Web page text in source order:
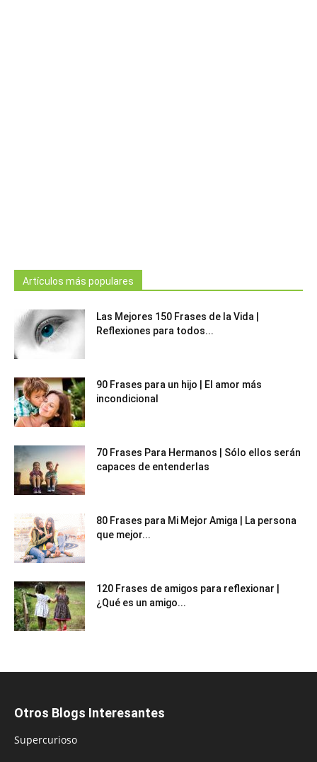
Artículos más populares
Las Mejores 150 Frases de la Vida |
Reflexiones para todos...
90 Frases para un hijo | El amor más
incondicional
70 Frases Para Hermanos | Sólo ellos serán
capaces de entenderlas
80 Frases para Mi Mejor Amiga | La persona
que mejor...
120 Frases de amigos para reflexionar |
¿Qué es un amigo...
Otros Blogs Interesantes
Supercurioso